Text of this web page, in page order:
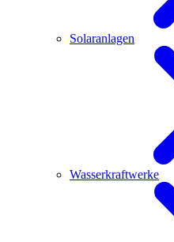
Solaranlagen
Wasserkraftwerke